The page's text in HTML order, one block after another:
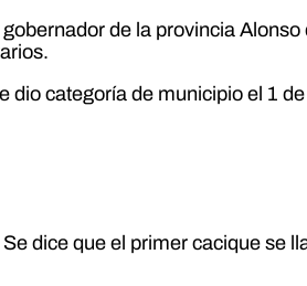
de la provincia
categoría de municipio el 1
dice que el primer cacique se